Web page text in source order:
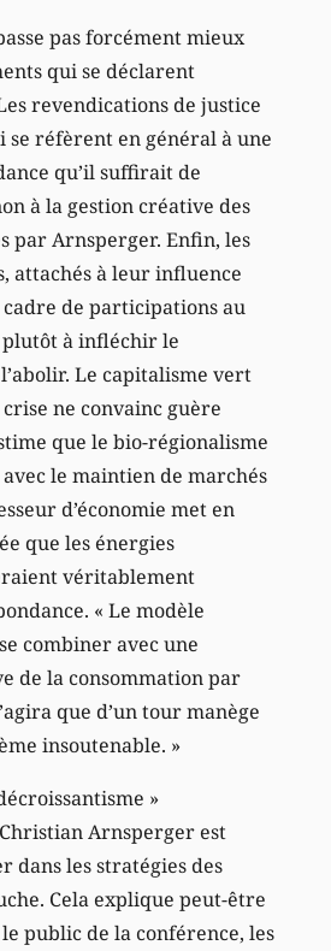
pas forcément mieux
qui se déclarent
revendications de justice
se réfèrent en général à une
qu’il suffirait de
à la gestion créative des
par Arnsperger. Enfin, les
attachés à leur influence
de participations au
à infléchir le
Le capitalisme vert
ne convainc guère
que le bio-régionalisme
le maintien de marchés
d’économie met en
que les énergies
véritablement
« Le modèle
combiner avec une
de la consommation par
que d’un tour manège
insoutenable. »
»
Arnsperger est
dans les stratégies des
Cela explique peut-être
public de la conférence, les